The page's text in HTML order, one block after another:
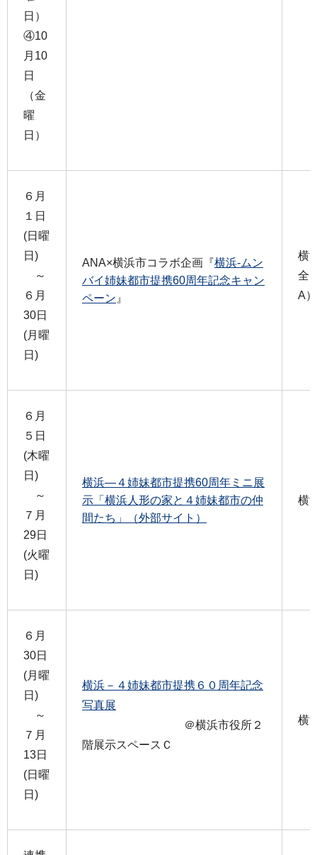
日）
④10
月10
日
（金
曜
日）
６月
１日
(日曜
日)
～
６月
30日
(月曜
日)
ANA×横浜市コラボ企画『横浜-ムン
バイ姉妹都市提携60周年記念キャン
ペーン 』
横
全
A）
６月
５日
(木曜
日)
～
７月
29日
(火曜
日)
横浜―４姉妹都市提携60周年ミニ展
示「横浜人形の家と４姉妹都市の仲
間たち」（外部サイト）
横
６月
30日
(月曜
日)
～
７月
13日
(日曜
日)
横浜－４姉妹都市提携６０周年記念
写真展
＠横浜市役所２
階展示スペースＣ
横